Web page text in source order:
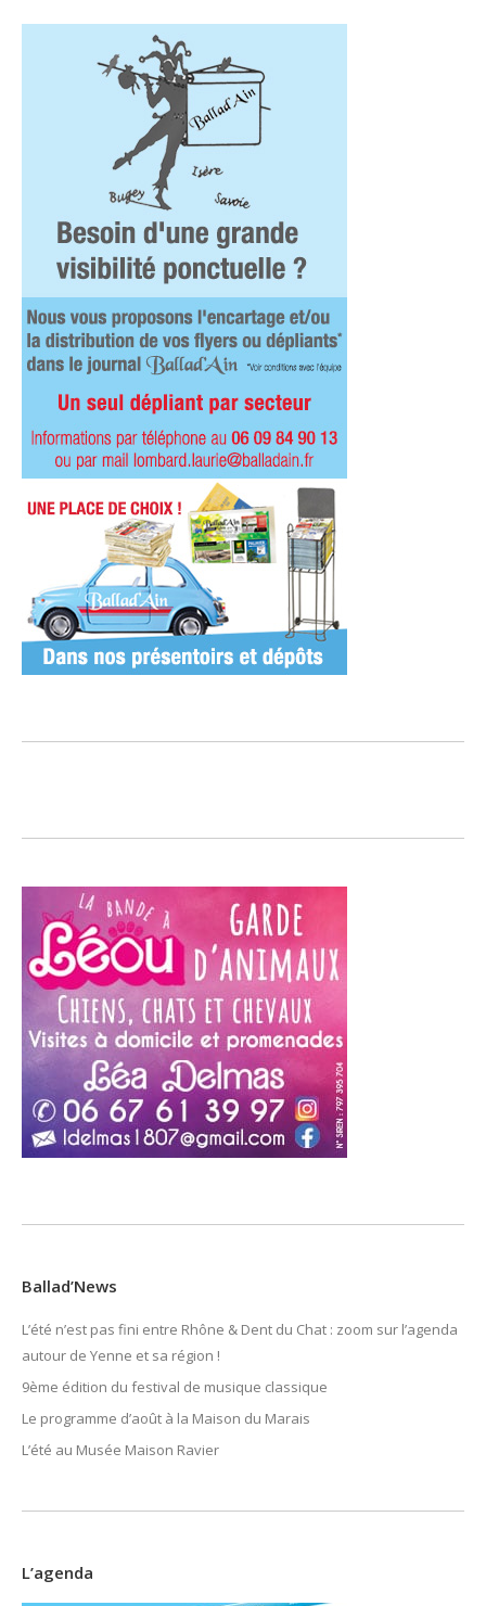
Ballad’News
L’été n’est pas fini entre Rhône & Dent du Chat : zoom sur l’agenda
autour de Yenne et sa région !
9ème édition du festival de musique classique
Le programme d’août à la Maison du Marais
L’été au Musée Maison Ravier
L’agenda